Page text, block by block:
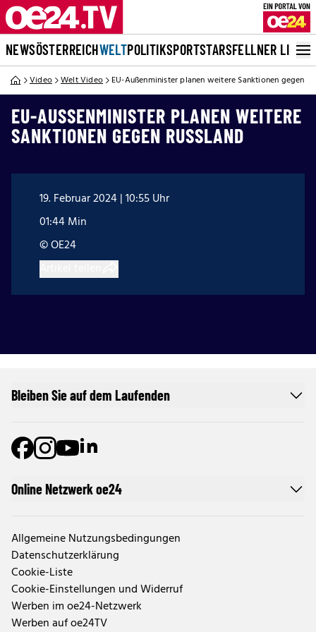
NEWSÖSTERREICHWELTPOLITIKSPORTSTARSFELLNER LIVE
Video Welt Video EU-Außenminister planen weitere Sanktionen gegen
EU-AUSSENMINISTER PLANEN WEITERE S
ANKTIONEN GEGEN RUSSLAND
19. Februar 2024 | 10:55 Uhr
01:44 Min
© OE24
Online Netzwerk oe24
Allgemeine Nutzungsbedingungen
Datenschutzerklärung
Cookie-Liste
Cookie-Einstellungen und Widerruf
Werben im oe24-Netzwerk
Werben auf oe24TV
Bleiben Sie auf dem Laufenden